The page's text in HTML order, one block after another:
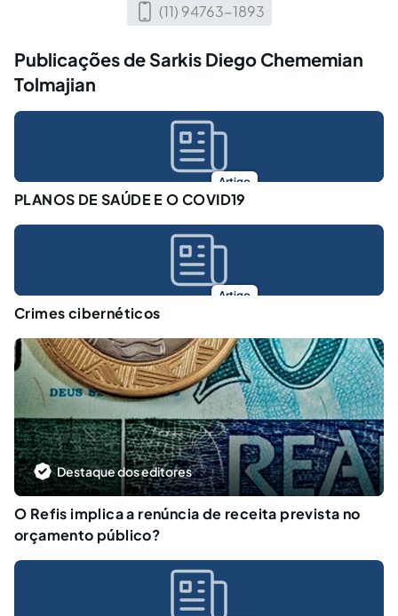
(11) 94763-1893
Publicações de Sarkis Diego Chememian
Tolmajian
Artigo
PLANOS DE SAÚDE E O COVID19
Artigo
Crimes cibernéticos
Destaque dos editores
O Refis implica a renúncia de receita prevista no
orçamento público?